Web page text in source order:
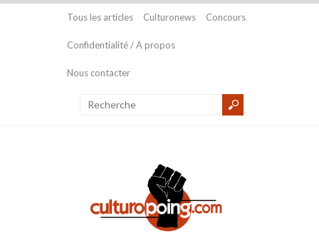
Tous les articles Culturonews Concours
Confidentialité / A propos
Nous contacter